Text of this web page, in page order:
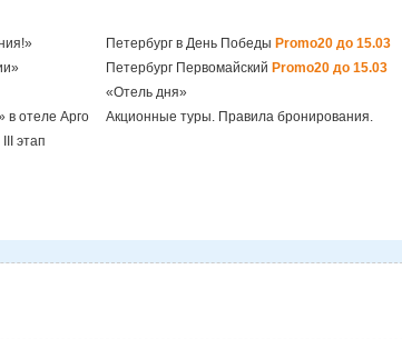
Петербург в День Победы Promo20 до 15.03
Петербург Первомайский Promo20 до 15.03
«Отель дня»
в отеле Арго
Акционные туры. Правила бронирования.
этап